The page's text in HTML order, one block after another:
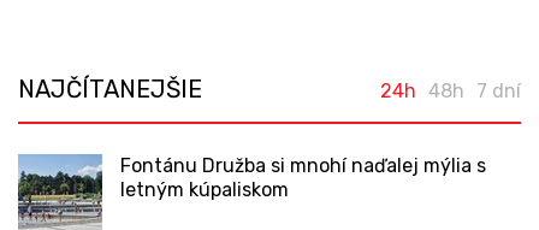
NAJČÍTANEJŠIE 24h 48h 7 dní
Fontánu Družba si mnohí naďalej mýlia s
letným kúpaliskom